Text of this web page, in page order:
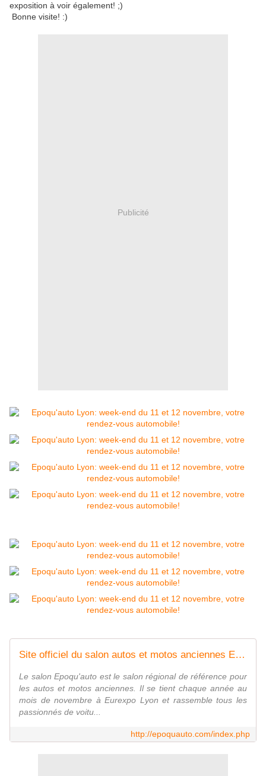
exposition à voir également! ;)
Bonne visite! :)
Publicité
Site officiel du salon autos et motos anciennes Epoqu'auto - Epoquauto
Le salon Epoqu'auto est le salon régional de référence pour
les autos et motos anciennes. Il se tient chaque année au
mois de novembre à Eurexpo Lyon et rassemble tous les
passionnés de voitu...
http://epoquauto.com/index.php